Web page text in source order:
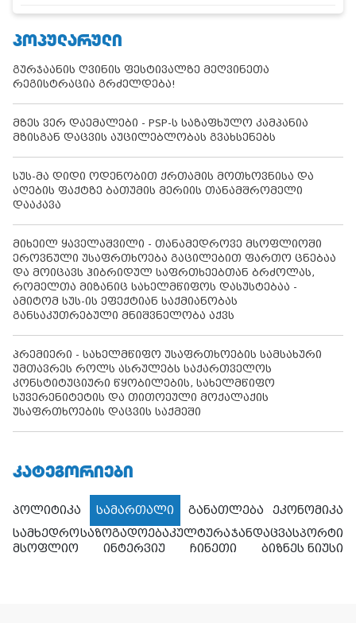
ᲞᲝᲞᲣᲚᲐᲠᲣᲚᲘ
გურჯაანის ღვინის ფესტივალზე მეღვინეთა
რეგისტრაცია გრძელდება!
მზეს ვერ დაემალები - PSP-ს საზაფხულო კამპანია
მზისგან დაცვის აუცილებლობას გვახსენებს
სუს-მა დიდი ოდენობით ქრთამის მოთხოვნისა და
აღების ფაქტზე ბათუმის მერიის თანამშრომელი
დააკავა
მიხეილ ყაველაშვილი - თანამედროვე მსოფლიოში
ეროვნული უსაფრთხოება გაცილებით ფართო ცნებაა
და მოიცავს ჰიბრიდულ საფრთხეებთან ბრძოლას,
რომელთა მიზანიც სახელმწიფოს დასუსტებაა -
ამიტომ სუს-ის ეფექტიან საქმიანობას
განსაკუთრებული მნიშვნელობა აქვს
პრემიერი - სახელმწიფო უსაფრთხოების სამსახური
უმთავრეს როლს ასრულებს საქართველოს
კონსტიტუციური წყობილების, სახელმწიფო
სუვერენიტეტის და თითოეული მოქალაქის
უსაფრთხოების დაცვის საქმეში
ᲙᲐᲢᲔᲒᲝᲠᲘᲔᲑᲘ
პოლიტიკა სამართალი განათლება
ეკონომიკა
სამხედროსაზოგადოებაკულტურაჯანდაცვასპორტი
მსოფლიო
ინტერვიუ ჩინეთი ბიზნეს ნიუსი